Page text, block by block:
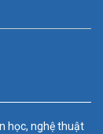
học, nghệ thuật